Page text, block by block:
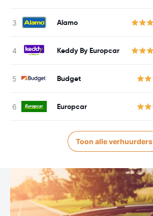
Alamo
Keddy By Europcar
Budget
Europcar
Toon alle verhuurders